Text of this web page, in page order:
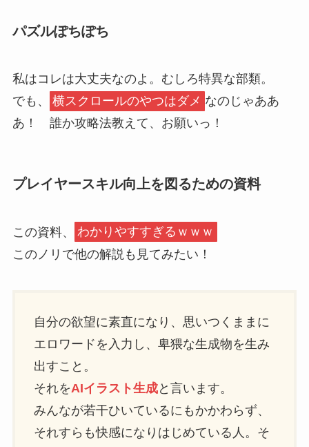
パズルぽちぽち
私はコレは大丈夫なのよ。むしろ特異な部類。
でも、
横スクロールのやつはダメ なのじゃああ
あ！ 誰か攻略法教えて、お願いっ！
プレイヤースキル向上を図るための資料
この資料、
わかりやすすぎるｗｗｗ
このノリで他の解説も見てみたい！
自分の欲望に素直になり、思いつくままに
エロワードを入力し、卑猥な生成物を生み
出すこと。
それをAIイラスト生成と言います。
みんなが若干ひいているにもかかわらず、
それすらも快感になりはじめている人。そ